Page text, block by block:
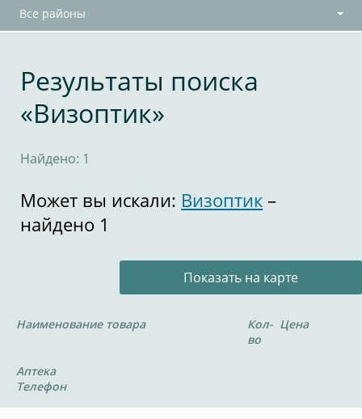
Все районы
Результаты поиска
«Визоптик»
Найдено: 1
Может вы искали: Визоптик –
найдено 1
Показать на карте
Наименование товара
Кол-
во
Цена
Аптека
Телефон